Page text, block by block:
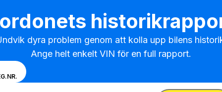
dyra problem genom att kolla upp bilens
Ange helt enkelt VIN för en full rapport.
du vill ange
eller